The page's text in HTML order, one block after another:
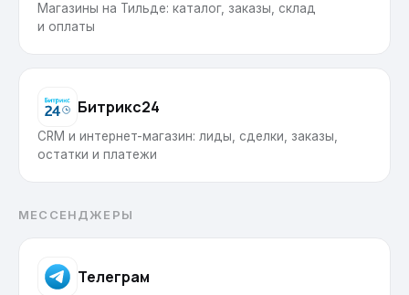
Магазины на Тильде: каталог, заказы, склад
и оплаты
Битрикс24
CRM и интернет-магазин: лиды, сделки, заказы,
остатки и платежи
МЕССЕНДЖЕРЫ
Телеграм